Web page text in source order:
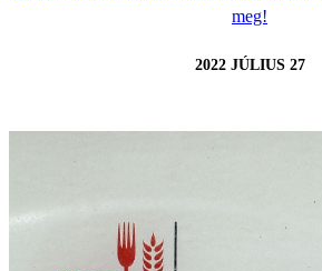
meg!
2022 JÚLIUS 27